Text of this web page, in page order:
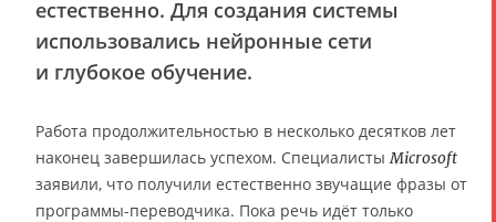
естественно. Для создания системы
использовались нейронные сети
и глубокое обучение.
Работа продолжительностью в несколько десятков лет
наконец завершилась успехом. Специалисты Microsoft
заявили, что получили естественно звучащие фразы от
программы-переводчика. Пока речь идёт только